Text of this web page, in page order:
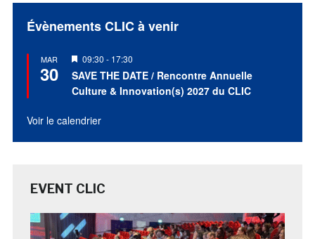
Évènements CLIC à venir
MAR
30
Mis
en
avant
09:30 - 17:30
SAVE THE DATE / Rencontre Annuelle
Culture & Innovation(s) 2027 du CLIC
Voir le calendrier
EVENT CLIC